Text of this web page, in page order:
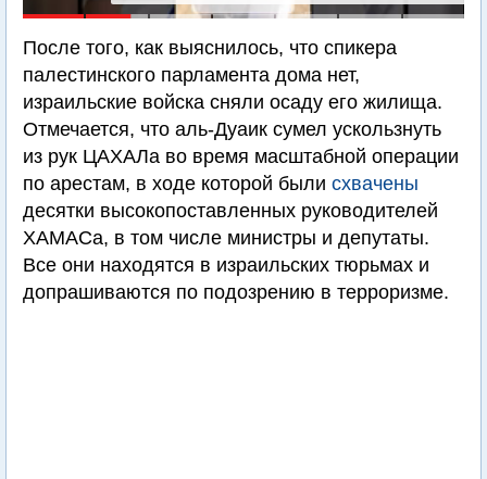
После того, как выяснилось, что спикера
палестинского парламента дома нет,
израильские войска сняли осаду его жилища.
Отмечается, что аль-Дуаик сумел ускользнуть
из рук ЦАХАЛа во время масштабной операции
по арестам, в ходе которой были схвачены
десятки высокопоставленных руководителей
ХАМАСа, в том числе министры и депутаты.
Все они находятся в израильских тюрьмах и
допрашиваются по подозрению в терроризме.